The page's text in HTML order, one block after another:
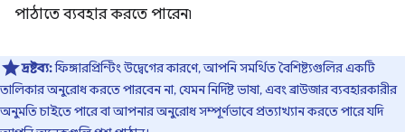
পাঠাতে ব্যবহার করতে পারেন৷
দ্রষ্টব্য:ফিঙ্গারপ্রিন্টিং উদ্বেগের কারণে, আপনি সমর্থিত বৈশিষ্ট্যগুলির একটি
তালিকার অনুরোধ করতে পারবেন না, যেমন নির্দিষ্ট ভাষা, এবং ব্রাউজার ব্যবহারকারীর
অনুমতি চাইতে পারে বা আপনার অনুরোধ সম্পূর্ণভাবে প্রত্যাখ্যান করতে পারে যদি